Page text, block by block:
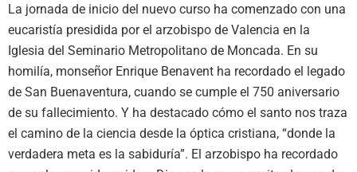
La jornada de inicio del nuevo curso ha comenzado con una
eucaristía presidida por el arzobispo de Valencia en la
Iglesia del Seminario Metropolitano de Moncada. En su
homilía, monseñor Enrique Benavent ha recordado el legado
de San Buenaventura, cuando se cumple el 750 aniversario
de su fallecimiento. Y ha destacado cómo el santo nos traza
el camino de la ciencia desde la óptica cristiana, “donde la
verdadera meta es la sabiduría”. El arzobispo ha recordado